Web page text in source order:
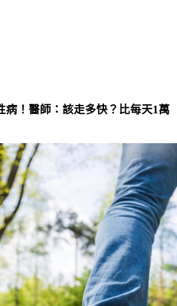
病！醫師：該走多快？比每天1萬